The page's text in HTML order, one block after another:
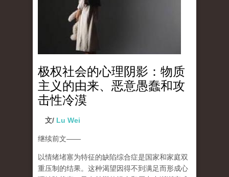
极权社会的心理阴影：物质
主义的由来、恶意愚蠢和攻
击性冷漠
文/ Lu Wei
继续前文——
以情绪堵塞为特征的缺陷综合症是国家和家庭双
重压制的结果。这种渴望因得不到满足而形成心